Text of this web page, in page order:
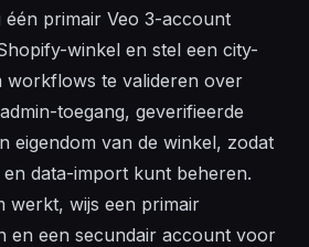
één primair Veo 3-account
winkel en stel een city-
workflows te valideren over
toegang, geverifieerde
eigendom van de winkel, zodat
data-import kunt beheren.
werkt, wijs een primair
en een secundair account voor